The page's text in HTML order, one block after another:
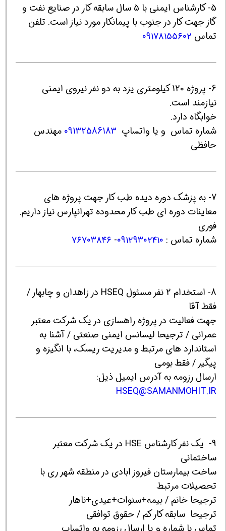
5- کارشناس ایمنی با ۵ سال سابقه کار در صنایع نفت و
گاز جهت کار در جنوب با پیمانکار مورد نیاز است. تلفن
تماس ۰۹۱۷۸۱۵۵۶۰۲
6- پروژه 120 کیلومتری یزد به دو نفر نیروی ایمنی
نیازمند است.
خوابگاه دارد.
شماره تماس و یا واتساپ 09132586183 مهندس
حافظی
7- به پزشک دوره دیده طب کار جهت پروژه های
معاینات دوره ای طب کار محدوده تهرانپارس نیاز داریم.
فوری
شماره تماس : ۰۹۱۲۹۳۰۲۴۱۰- ۷۶۷۰۳۸۴۶
8- استخدام 2 نفر مسئول HSEQ در زاهدان و چابهار /
فقط آقا
جهت فعالیت در پروژه راهسازی در یک شرکت معتبر
عمرانی / ترجیحا لیسانس ایمنی صنعتی / آشنا به
استاندارد های مرتبط و مدیریت ریسک، با انگیزه و
پیگیر / فقط بومی
ارسال رزومه به آدرس ایمیل ذیل:
HSEQ@SAMANMOHIT.IR
9- یک نفر کارشناس HSE در یک شرکت معتبر
ساختمانی
ساخت بیمارستان فیروز ابادی در منطقه شهر ری با
تحصیلات مرتبط
ترجیحا خانم / بیمه+سنوات+عیدی+ناهار
ترجیحا سابقه کار کم / حقوق توافقی